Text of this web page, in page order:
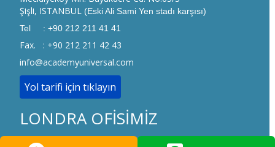
Şişli, ISTANBUL
(Eski Ali Sami Yen stadı karşısı)
Tel : +90 212 211 41 41
Fax. : +90 212 211 42 43
info@academyuniversal.com
Yol tarifi için tıklayın
LONDRA OFİSİMİZ